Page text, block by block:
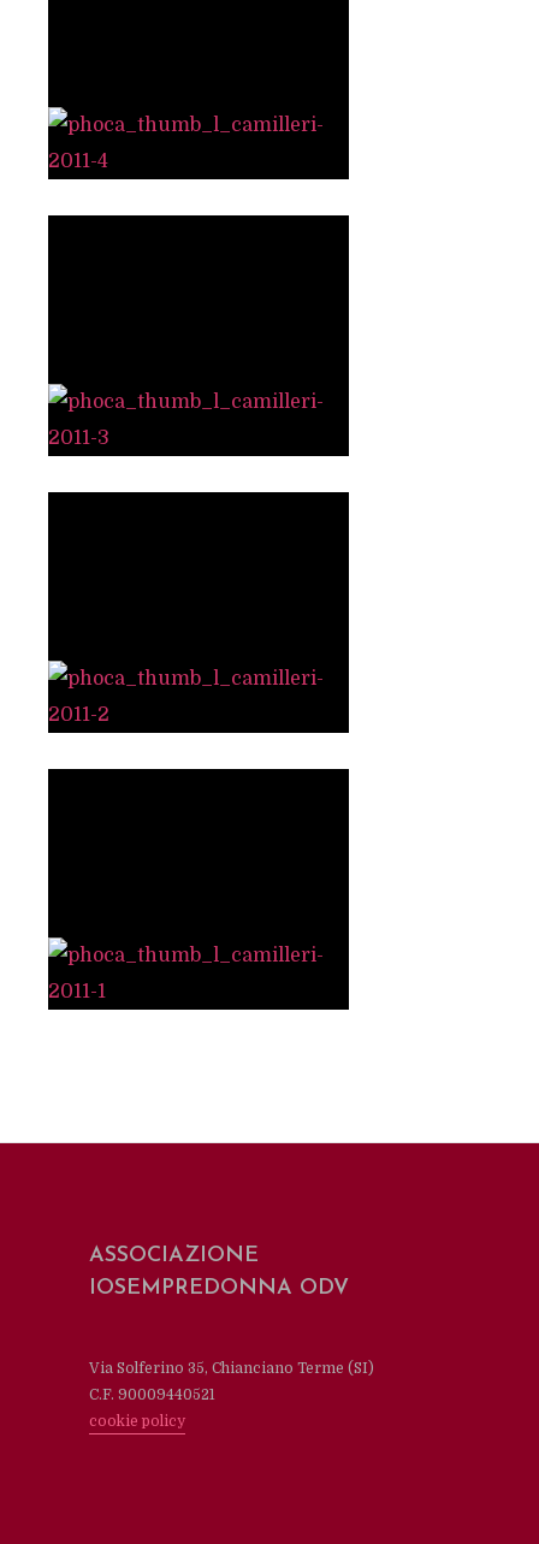
ASSOCIAZIONE
IOSEMPREDONNA ODV
Via Solferino 35, Chianciano Terme (SI)
C.F. 90009440521
cookie policy